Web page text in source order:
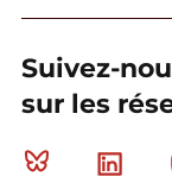
Suivez-
sur les
Bluesky